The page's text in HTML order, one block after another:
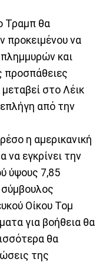
Τραμπ θα
προκειμένου να
και
προσπάθειες
στο Λέικ
από την
η αμερικανική
εγκρίνει την
ύψους 7,85
Οίκου Τομ
για βοήθεια θα
θα
της